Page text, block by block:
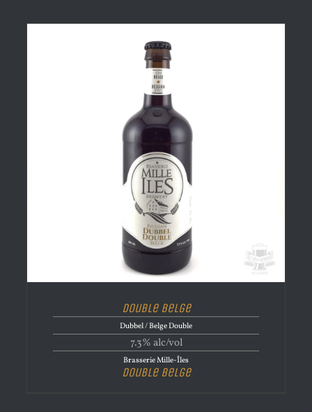
Double Belge
Dubbel / Belge Double
7.3% alc/vol
Brasserie Mille-Îles
Double Belge